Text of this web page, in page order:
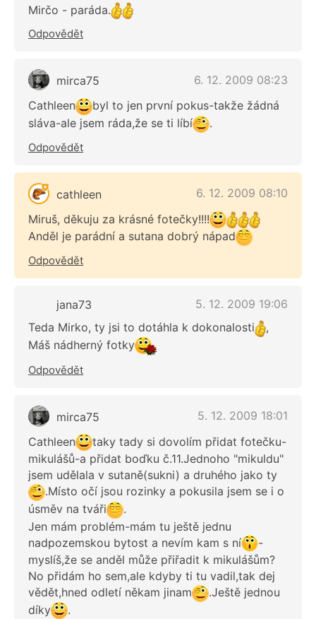
Mirčo - paráda.
Odpovědět
mirca75
6. 12. 2009 08:23
Cathleen
byl to jen první pokus-takže žádná
sláva-ale jsem ráda,že se ti líbí
.
Odpovědět
cathleen
6. 12. 2009 08:10
Miruš, děkuju za krásné fotečky!!!!
Anděl je parádní a sutana dobrý nápad
Odpovědět
jana73
5. 12. 2009 19:06
Teda Mirko, ty jsi to dotáhla k dokonalosti
,
Máš nádherný fotky
Odpovědět
mirca75
5. 12. 2009 18:01
Cathleen
taky tady si dovolím přidat fotečku-
mikulášů-a přidat boďku č.11.Jednoho "mikuldu"
jsem udělala v sutaně(sukni) a druhého jako ty
.Místo očí jsou rozinky a pokusila jsem se i o
úsměv na tváři
.
Jen mám problém-mám tu ještě jednu
nadpozemskou bytost a nevím kam s ní
-
myslíš,že se anděl může přiřadit k mikulášům?
No přidám ho sem,ale kdyby ti tu vadil,tak dej
vědět,hned odletí někam jinam
.Ještě jednou
díky
.